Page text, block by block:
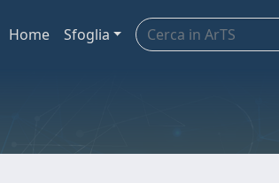
Home Sfoglia